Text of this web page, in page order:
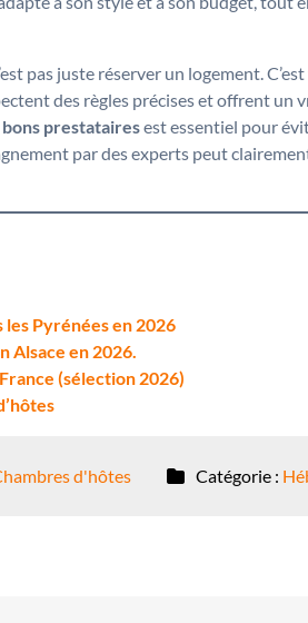
pas juste réserver un logement. C’est
des règles précises et offrent un
bons prestatairesest essentiel pour
par des experts peut
les Pyrénées en 2026
Alsace en 2026.
(sélection 2026)
d'hôtes Catégorie :